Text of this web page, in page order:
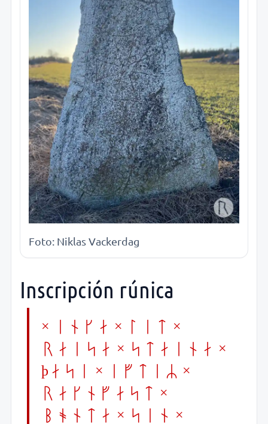
Foto: Niklas Vackerdag
Inscripción rúnica
× inka × lit ×
raisa × staina ×
þasi × eftiR ×
raknfast ×
bonta × sin ×